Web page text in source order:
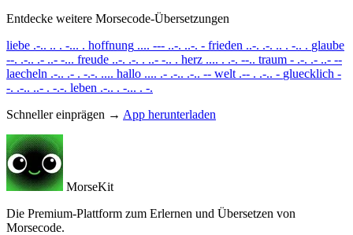
Entdecke weitere Morsecode-Übersetzungen
liebe .-.. .. . -... . hoffnung .... --- ..-. ..-. - frieden ..-. .-. .. . -.. . glaube
--. .-.. .- ..- -... freude ..-. .-. . ..- -.. . herz .... . .-. --.. traum - .-. .- ..- --
laecheln .-.. .- . -.-. .... hallo .... .- .-.. .-.. -- welt .-- . .-.. - gluecklich -
-. .-.. ..- . -.-. leben .-.. . -... . -.
Schneller einprägen → App herunterladen
MorseKit
Die Premium-Plattform zum Erlernen und Übersetzen von
Morsecode.